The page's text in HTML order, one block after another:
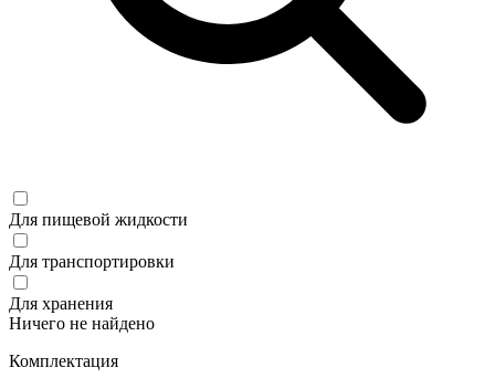
Для пищевой жидкости
Для транспортировки
Для хранения
Ничего не найдено
Комплектация